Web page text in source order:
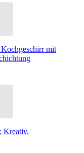
mit
Kreativ.